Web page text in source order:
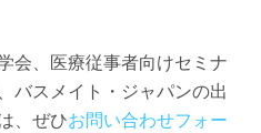
会、医療従事者向けセミナ
バスメイト・ジャパンの出
、ぜひお問い合わせフォー